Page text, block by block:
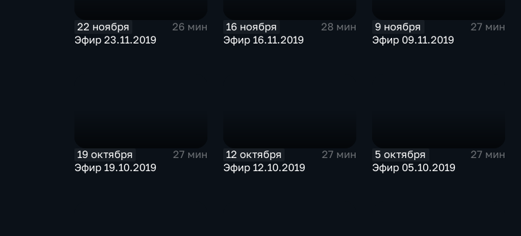
22 ноября
26 мин
Эфир 23.11.2019
16 ноября
28 мин
Эфир 16.11.2019
9 ноября
27 мин
Эфир 09.11.2019
19 октября
27 мин
Эфир 19.10.2019
12 октября
27 мин
Эфир 12.10.2019
5 октября
27 мин
Эфир 05.10.2019